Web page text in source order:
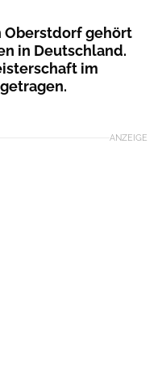
Oberstdorf gehört
in Deutschland.
im
ANZEIGE